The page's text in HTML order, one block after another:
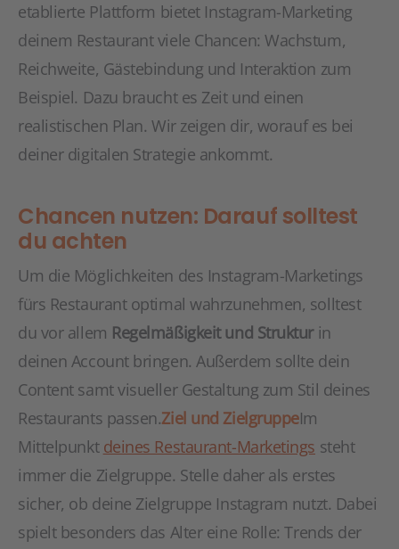
etablierte Plattform bietet Instagram-Marketing
deinem Restaurant viele Chancen: Wachstum,
Reichweite, Gästebindung und Interaktion zum
Beispiel. Dazu braucht es Zeit und einen
realistischen Plan. Wir zeigen dir, worauf es bei
deiner digitalen Strategie ankommt.
Chancen nutzen: Darauf solltest
du achten
Um die Möglichkeiten des Instagram-Marketings
fürs Restaurant optimal wahrzunehmen, solltest
du vor allem Regelmäßigkeit und Strukturin
deinen Account bringen. Außerdem sollte dein
Content samt visueller Gestaltung zum Stil deines
Restaurants passen.Ziel und ZielgruppeIm
Mittelpunkt deines Restaurant-Marketings steht
immer die Zielgruppe. Stelle daher als erstes
sicher, ob deine Zielgruppe Instagram nutzt. Dabei
spielt besonders das Alter eine Rolle: Trends der